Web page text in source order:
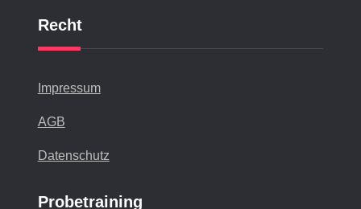
Recht
Impressum
AGB
Datenschutz
Probetraining